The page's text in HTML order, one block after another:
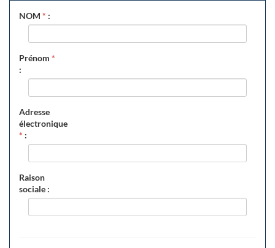
NOM * :
Prénom *
:
Adresse
électronique
* :
Raison
sociale :